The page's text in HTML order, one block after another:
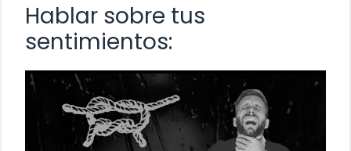
Hablar sobre tus
sentimientos: